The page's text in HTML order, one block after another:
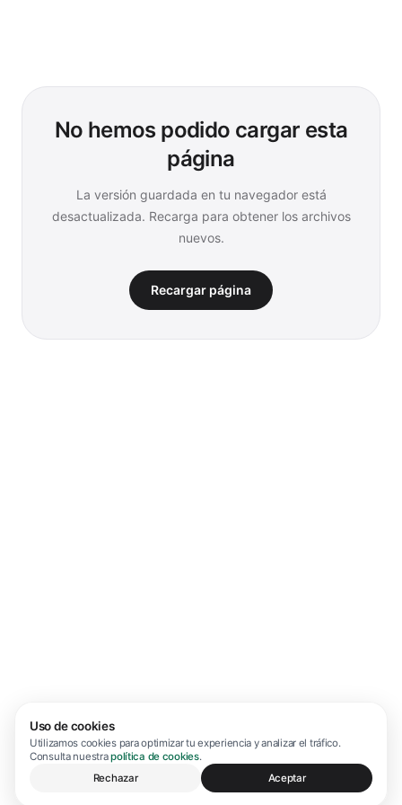
Uso de cookies
Utilizamos cookies para optimizar tu experiencia y analizar el tráfico.
Consulta nuestrapolítica de cookies.
Rechazar
Aceptar
No hemos podido cargar esta
página
La versión guardada en tu navegador está
desactualizada. Recarga para obtener los archivos
nuevos.
Recargar página